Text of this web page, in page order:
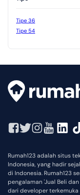
Tipe 36
Tipe 54
Rumah123 adalah situs
Indonesia, yang hadir
di Indonesia. Rumah123
pengalaman 'Jual Beli
dari developer